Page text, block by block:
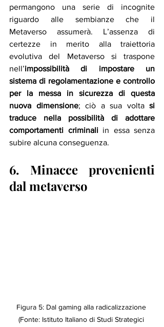
permangono una serie di incognite
riguardo alle sembianze che il
Metaverso assumerà. L’assenza di
certezze in merito alla traiettoria
evolutiva del Metaverso si traspone
nell’impossibilità di impostare un
sistema di regolamentazione e controllo
per la messa in sicurezza di questa
nuova dimensione; ciò a sua volta si
traduce nella possibilità di adottare
comportamenti criminali in essa senza
subire alcuna conseguenza.
6. Minacce provenienti
dal metaverso
Figura 5: Dal gaming alla radicalizzazione
(Fonte: Istituto Italiano di Studi Strategici